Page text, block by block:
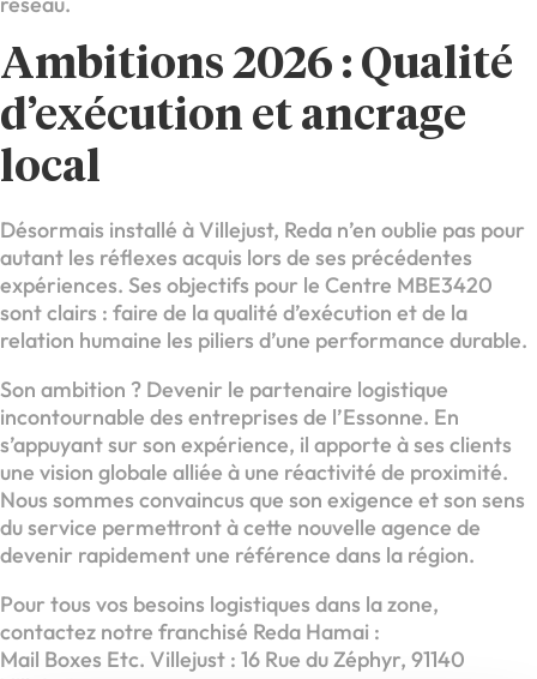
Ambitions 2026 : Qualité
d’exécution et ancrage
local
Désormais installé à Villejust, Reda n’en oublie pas pour
autant les réflexes acquis lors de ses précédentes
expériences. Ses objectifs pour le Centre MBE3420
sont clairs : faire de la qualité d’exécution et de la
relation humaine les piliers d’une performance durable.
Son ambition ? Devenir le partenaire logistique
incontournable des entreprises de l’Essonne. En
s’appuyant sur son expérience, il apporte à ses clients
une vision globale alliée à une réactivité de proximité.
Nous sommes convaincus que son exigence et son sens
du service permettront à cette nouvelle agence de
devenir rapidement une référence dans la région.
Pour tous vos besoins logistiques dans la zone,
contactez notre franchisé Reda Hamai :
Mail Boxes Etc. Villejust : 16 Rue du Zéphyr, 91140